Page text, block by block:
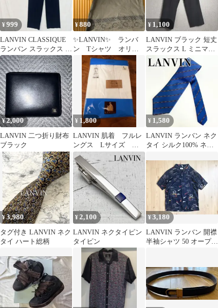
¥999
LANVIN CLASSIQUE
ランバン スラックス パ
ンツ L 紺 タック
¥880
✨LANVIN✨ ランバ
ン Tシャツ オリー
ブグリーン M
¥ 1,100
LANVIN ブラック 短丈
スラックス L ミニマル
ウエスト内側ストライ
プ
¥2,000
LANVIN 二つ折り財布
ブラック
¥ 1,800
LANVIN 肌着 フルレ
ングス Lサイズ 新
品
¥ 1,580
LANVIN ランバン ネク
タイ シルク100% ネイ
ル
¥3,980
タグ付き LANVIN ネク
タイ ハート総柄
¥2,100
LANVIN ネクタイピン
タイピン
¥3,180
LANVIN ランバン 開襟
半袖シャツ 50 オープン